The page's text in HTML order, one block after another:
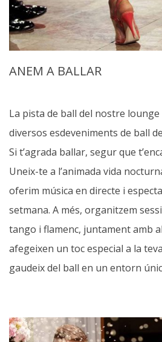
ANEM A BALLAR
La pista de ball del nostre lounge
diversos esdeveniments de ball
Si t’agrada ballar, segur que
Uneix-te a l’animada vida
oferim música en directe i
setmana. A més, organitzem
tango i flamenc, juntament amb
afegeixen un toc especial a la
gaudeix del ball en un entorn